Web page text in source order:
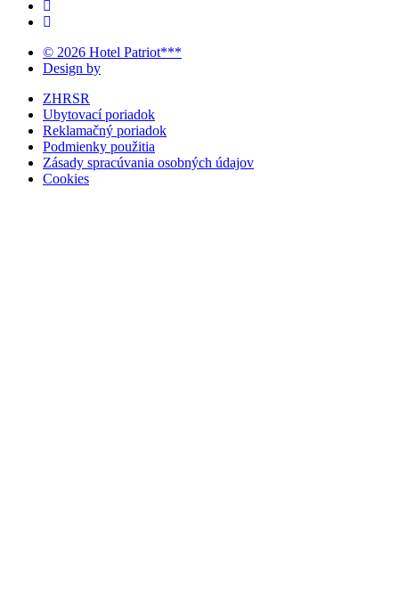
© 2026 Hotel Patriot***
Design by
ZHRSR
Ubytovací poriadok
Reklamačný poriadok
Podmienky použitia
Zásady spracúvania osobných údajov
Cookies